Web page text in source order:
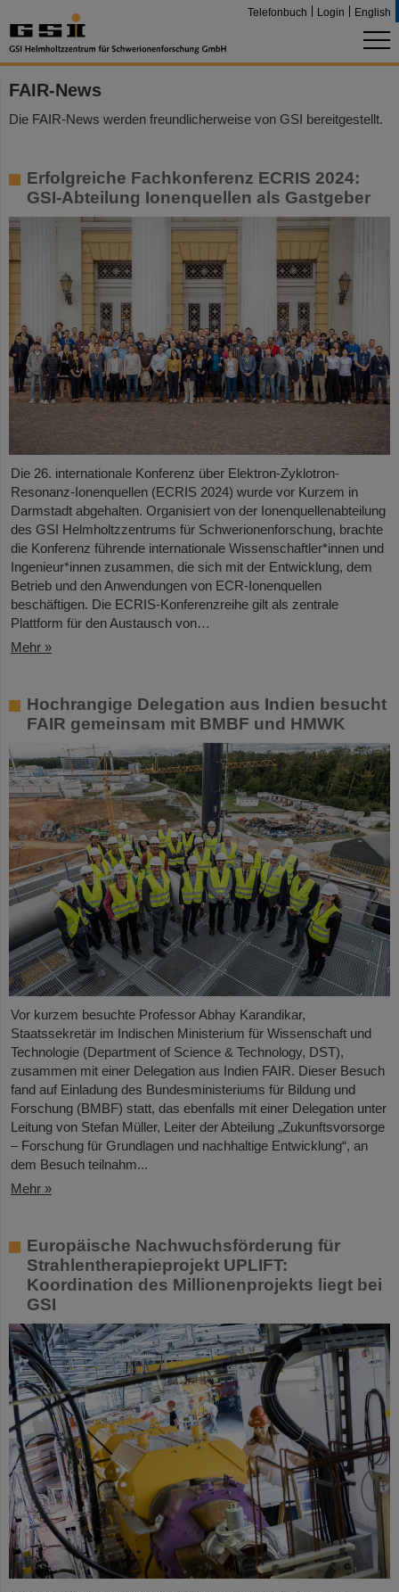
Telefonbuch Login English
FAIR-News
Die FAIR-News werden freundlicherweise von GSI bereitgestellt.
Erfolgreiche Fachkonferenz ECRIS 2024:
GSI-Abteilung Ionenquellen als Gastgeber
Die 26. internationale Konferenz über Elektron-Zyklotron-
Resonanz-Ionenquellen (ECRIS 2024) wurde vor Kurzem in
Darmstadt abgehalten. Organisiert von der Ionenquellenabteilung
des GSI Helmholtzzentrums für Schwerionenforschung, brachte
die Konferenz führende internationale Wissenschaftler*innen und
Ingenieur*innen zusammen, die sich mit der Entwicklung, dem
Betrieb und den Anwendungen von ECR-Ionenquellen
beschäftigen. Die ECRIS-Konferenzreihe gilt als zentrale
Plattform für den Austausch von…
Mehr »
Hochrangige Delegation aus Indien besucht
FAIR gemeinsam mit BMBF und HMWK
Vor kurzem besuchte Professor Abhay Karandikar,
Staatssekretär im Indischen Ministerium für Wissenschaft und
Technologie (Department of Science & Technology, DST),
zusammen mit einer Delegation aus Indien FAIR. Dieser Besuch
fand auf Einladung des Bundesministeriums für Bildung und
Forschung (BMBF) statt, das ebenfalls mit einer Delegation unter
Leitung von Stefan Müller, Leiter der Abteilung „Zukunftsvorsorge
– Forschung für Grundlagen und nachhaltige Entwicklung“, an
dem Besuch teilnahm...
Mehr »
Europäische Nachwuchsförderung für
Strahlentherapieprojekt UPLIFT:
Koordination des Millionenprojekts liegt bei
GSI